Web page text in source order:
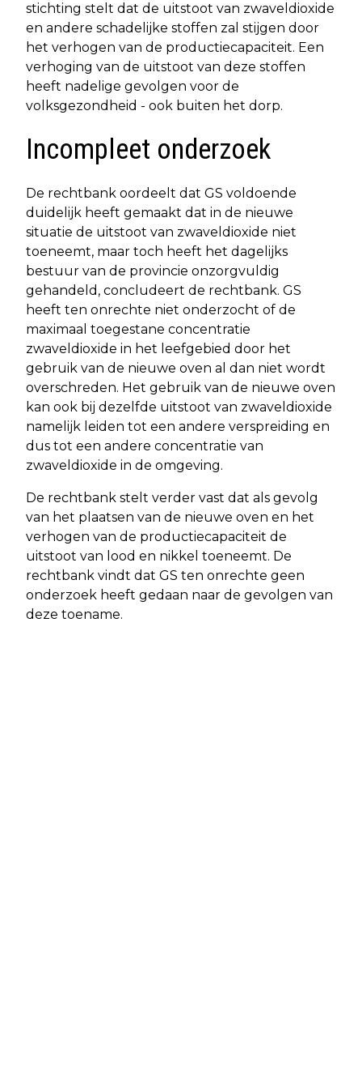
stichting stelt dat de uitstoot van zwaveldioxide
en andere schadelijke stoffen zal stijgen door
het verhogen van de productiecapaciteit. Een
verhoging van de uitstoot van deze stoffen
heeft nadelige gevolgen voor de
volksgezondheid - ook buiten het dorp.
Incompleet onderzoek
De rechtbank oordeelt dat GS voldoende
duidelijk heeft gemaakt dat in de nieuwe
situatie de uitstoot van zwaveldioxide niet
toeneemt, maar toch heeft het dagelijks
bestuur van de provincie onzorgvuldig
gehandeld, concludeert de rechtbank. GS
heeft ten onrechte niet onderzocht of de
maximaal toegestane concentratie
zwaveldioxide in het leefgebied door het
gebruik van de nieuwe oven al dan niet wordt
overschreden. Het gebruik van de nieuwe oven
kan ook bij dezelfde uitstoot van zwaveldioxide
namelijk leiden tot een andere verspreiding en
dus tot een andere concentratie van
zwaveldioxide in de omgeving.
De rechtbank stelt verder vast dat als gevolg
van het plaatsen van de nieuwe oven en het
verhogen van de productiecapaciteit de
uitstoot van lood en nikkel toeneemt. De
rechtbank vindt dat GS ten onrechte geen
onderzoek heeft gedaan naar de gevolgen van
deze toename.